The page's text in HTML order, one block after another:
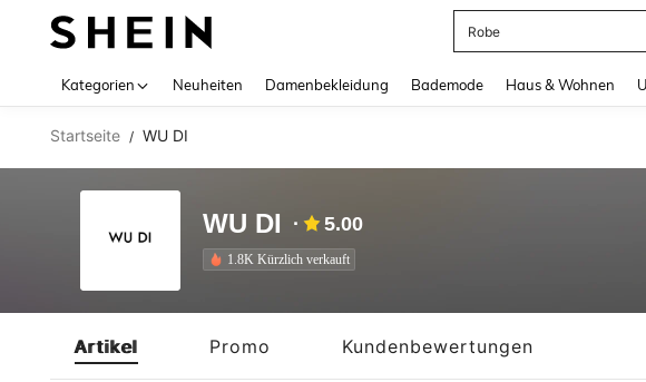
Robe
Kategorien Neuheiten Damenbekleidung Bademode Haus & Wohnen
Startseite / WU DI
WU DI 5.00
1.8K Kürzlich verkauft
Artikel Promo Kundenbewertungen